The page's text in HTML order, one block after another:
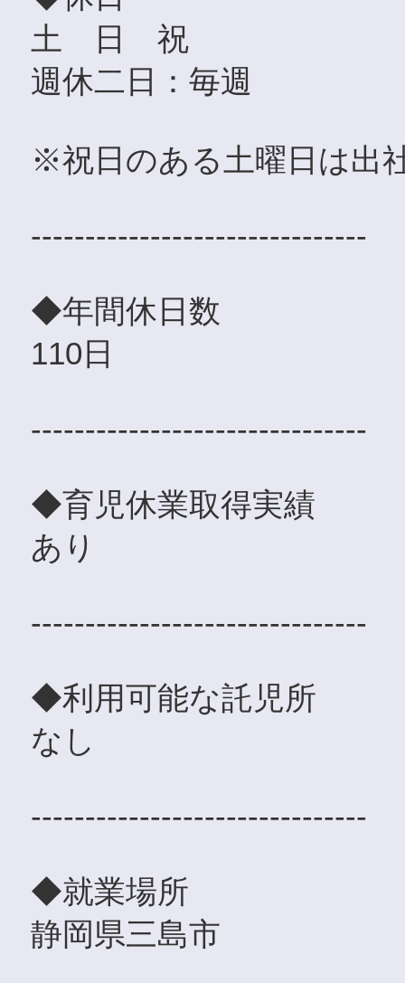
土 日 祝
週休二日：毎週
※祝日のある土曜日は出
-------------------------------
◆年間休日数
110日
-------------------------------
◆育児休業取得実績
あり
-------------------------------
◆利用可能な託児所
なし
-------------------------------
◆就業場所
静岡県三島市